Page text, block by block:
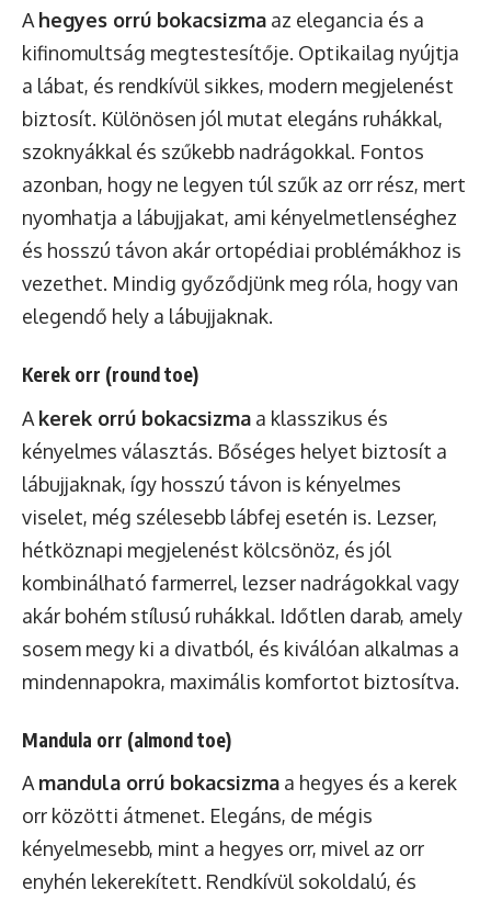
A hegyes orrú bokacsizma az elegancia és a
kifinomultság megtestesítője. Optikailag nyújtja
a lábat, és rendkívül sikkes, modern megjelenést
biztosít. Különösen jól mutat elegáns ruhákkal,
szoknyákkal és szűkebb nadrágokkal. Fontos
azonban, hogy ne legyen túl szűk az orr rész, mert
nyomhatja a lábujjakat, ami kényelmetlenséghez
és hosszú távon akár ortopédiai problémákhoz is
vezethet. Mindig győződjünk meg róla, hogy van
elegendő hely a lábujjaknak.
Kerek orr (round toe)
A kerek orrú bokacsizma a klasszikus és
kényelmes választás. Bőséges helyet biztosít a
lábujjaknak, így hosszú távon is kényelmes
viselet, még szélesebb lábfej esetén is. Lezser,
hétköznapi megjelenést kölcsönöz, és jól
kombinálható farmerrel, lezser nadrágokkal vagy
akár bohém stílusú ruhákkal. Időtlen darab, amely
sosem megy ki a divatból, és kiválóan alkalmas a
mindennapokra, maximális komfortot biztosítva.
Mandula orr (almond toe)
Amandula orrú bokacsizma a hegyes és a kerek
orr közötti átmenet. Elegáns, de mégis
kényelmesebb, mint a hegyes orr, mivel az orr
enyhén lekerekített. Rendkívül sokoldalú, és